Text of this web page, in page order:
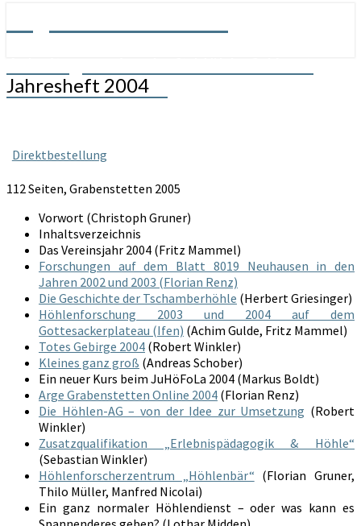
Grabenstetten e.V.
Jahresheft
2004
Jahresheft 2004
Direktbestellung
112 Seiten, Grabenstetten 2005
Vorwort (Christoph Gruner)
Inhaltsverzeichnis
Das Vereinsjahr 2004 (Fritz Mammel)
Forschungen auf dem Blatt 8019 Neuhausen in den
Jahren 2002 und 2003 (Florian Renz)
Die Geschichte der Tschamberhöhle (Herbert Griesinger)
Höhlenforschung 2003 und 2004 auf dem
Gottesackerplateau (Ifen) (Achim Gulde, Fritz Mammel)
Totes Gebirge 2004 (Robert Winkler)
Kleines ganz groß (Andreas Schober)
Ein neuer Kurs beim JuHöFoLa 2004 (Markus Boldt)
Arge Grabenstetten Online 2004 (Florian Renz)
Die Höhlen-AG – von der Idee zur Umsetzung (Robert
Winkler)
Zusatzqualifikation „Erlebnispädagogik & Höhle“
(Sebastian Winkler)
Höhlenforscherzentrum „Höhlenbär“ (Florian Gruner,
Thilo Müller, Manfred Nicolai)
Ein ganz normaler Höhlendienst – oder was kann es